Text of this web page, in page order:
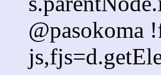
@pasokoma